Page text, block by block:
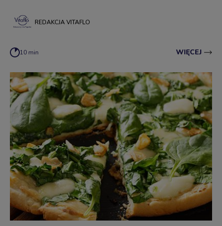
REDAKCJA VITAFLO
10 min WIĘCEJ